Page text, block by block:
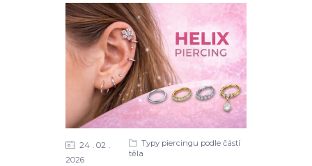
24
02
2026
Typy piercingu podle částí
těla